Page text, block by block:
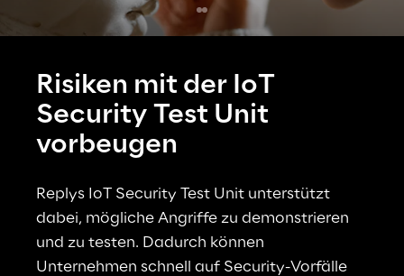
Risiken mit der IoT
Security Test Unit
vorbeugen
Replys IoT Security Test Unit unterstützt
dabei, mögliche Angriffe zu demonstrieren
und zu testen. Dadurch können
Unternehmen schnell auf Security-Vorfälle